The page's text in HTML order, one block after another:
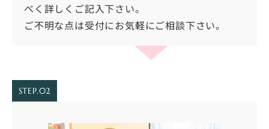
べく詳しくご記入下さい。
ご不明な点は受付にお気軽にご相談下さい。
STEP.02